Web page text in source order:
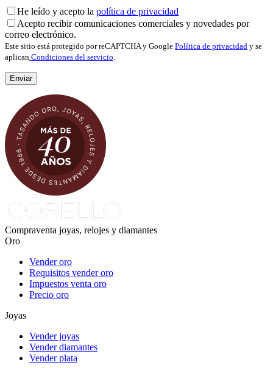
He leído y acepto la política de privacidad
Acepto recibir comunicaciones comerciales y novedades por
correo electrónico.
Este sitio está protegido por reCAPTCHA y Google Política de privacidad y se
aplican Condiciones del servicio
Compraventa joyas, relojes y diamantes
Oro
Vender oro
Requisitos vender oro
Impuestos venta oro
Precio oro
Joyas
Vender joyas
Vender diamantes
Vender plata